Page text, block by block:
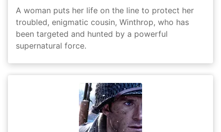
A woman puts her life on the line to protect her
troubled, enigmatic cousin, Winthrop, who has
been targeted and hunted by a powerful
supernatural force.